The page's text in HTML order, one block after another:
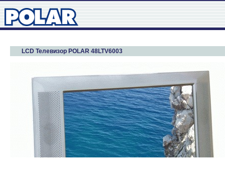
LCD Телевизор POLAR 48LTV6003